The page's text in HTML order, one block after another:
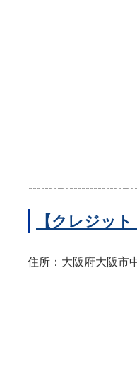
【クレジッ
住所：大阪府大阪市